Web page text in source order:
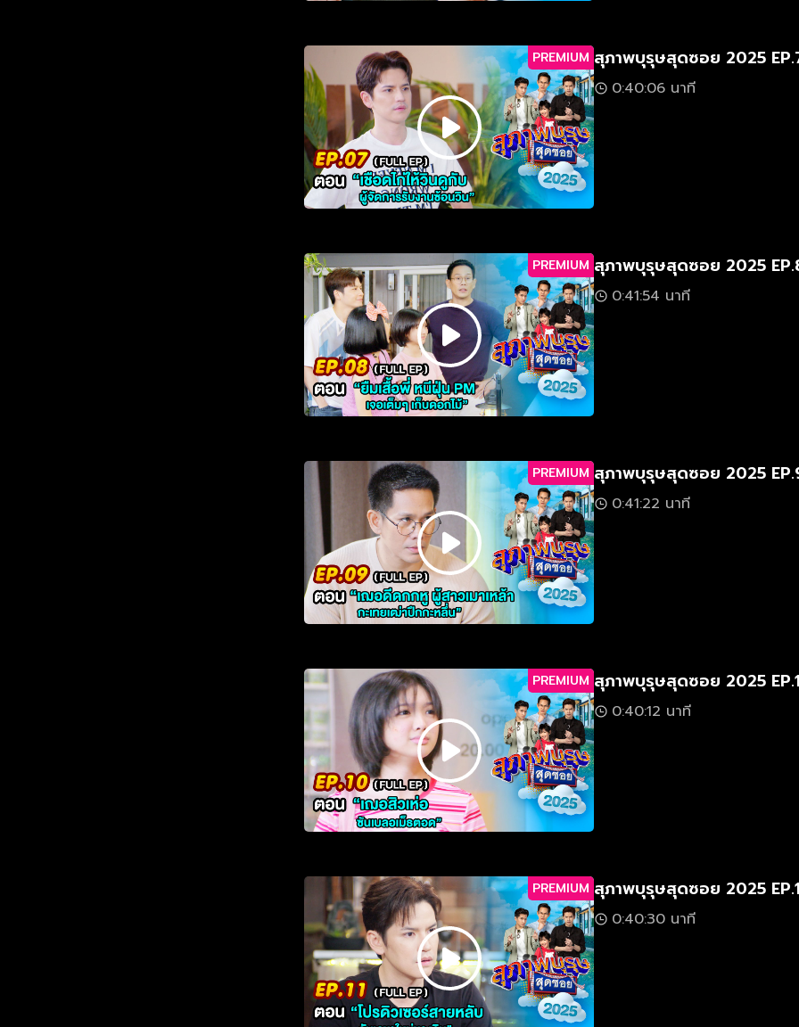
PREMIUM สุภาพบุรุษสุดซอย 2025
0:40:06 นาที
PREMIUM สุภาพบุรุษสุดซอย 2025
0:41:54 นาที
PREMIUM สุภาพบุรุษสุดซอย 2025
0:41:22 นาที
PREMIUM สุภาพบุรุษสุดซอย 2025
0:40:12 นาที
PREMIUM สุภาพบุรุษสุดซอย 2025
0:40:30 นาที